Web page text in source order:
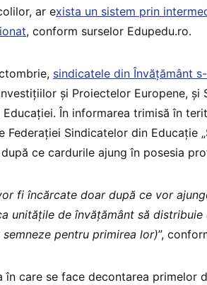
ar exista un sistem prin
, conform surselor Edupedu.ro.
sindicatele din Învățământ
și Proiectelor Europene, și
Educației. În informarea trimisă în
Federației Sindicatelor din Educație
ce cardurile ajung în posesia
fi încărcate doar după ce vor
unitățile de învățământ să
pentru primirea lor)”,
în care se face decontarea primelor